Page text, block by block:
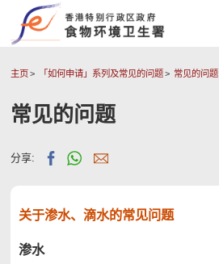
主页 「如何申请」系列及常见的问题 常见的问题
常见的问题
分享:
关于渗水、滴水的常见问题
渗水